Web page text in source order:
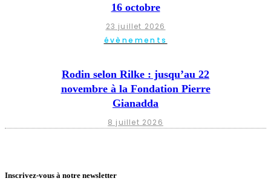
16 octobre
23 juillet 2026
évènements
Rodin selon Rilke : jusqu’au 22
novembre à la Fondation Pierre
Gianadda
8 juillet 2026
Inscrivez-vous à notre newsletter